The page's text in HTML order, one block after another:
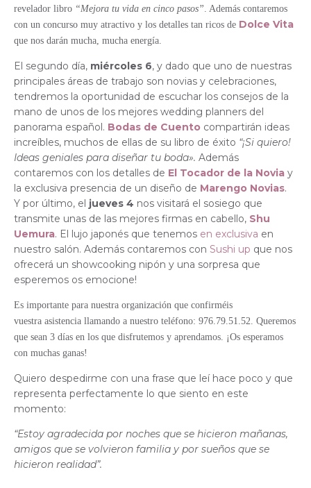
revelador libro “Mejora tu vida en cinco pasos”. Además contaremos
con un concurso muy atractivo y los detalles tan ricos de Dolce Vita
que nos darán mucha, mucha energía.
El segundo día, miércoles 6, y dado que uno de nuestras
principales áreas de trabajo son novias y celebraciones,
tendremos la oportunidad de escuchar los consejos de la
mano de unos de los mejores wedding planners del
panorama español. Bodas de Cuento compartirán ideas
increíbles, muchos de ellas de su libro de éxito “¡Si quiero!
Ideas geniales para diseñar tu boda». Además
contaremos con los detalles de El Tocador de la Novia y
la exclusiva presencia de un diseño de Marengo Novias.
Y por último, el jueves 4 nos visitará el sosiego que
transmite unas de las mejores firmas en cabello, Shu
Uemura. El lujo japonés que tenemos en exclusiva en
nuestro salón. Además contaremos con Sushi up que nos
ofrecerá un showcooking nipón y una sorpresa que
esperemos os emocione!
Es importante para nuestra organización que confirméis
vuestra asistencia llamando a nuestro teléfono: 976.79.51.52. Queremos
que sean 3 días en los que disfrutemos y aprendamos. ¡Os esperamos
con muchas ganas!
Quiero despedirme con una frase que leí hace poco y que
representa perfectamente lo que siento en este
momento:
“Estoy agradecida por noches que se hicieron mañanas,
amigos que se volvieron familia y por sueños que se
hicieron realidad”.